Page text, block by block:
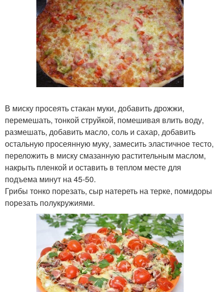
В миску просеять стакан муки, добавить дрожжи,
перемешать, тонкой струйкой, помешивая влить воду,
размешать, добавить масло, соль и сахар, добавить
остальную просеянную муку, замесить эластичное тесто,
переложить в миску смазанную растительным маслом,
накрыть пленкой и оставить в теплом месте для
подъема минут на 45-50.
Грибы тонко порезать, сыр натереть на терке, помидоры
порезать полукружиями.